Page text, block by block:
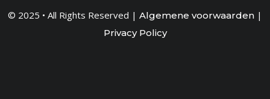
© 2025 • All Rights Reserved | Algemene voorwaarden |
Privacy Policy